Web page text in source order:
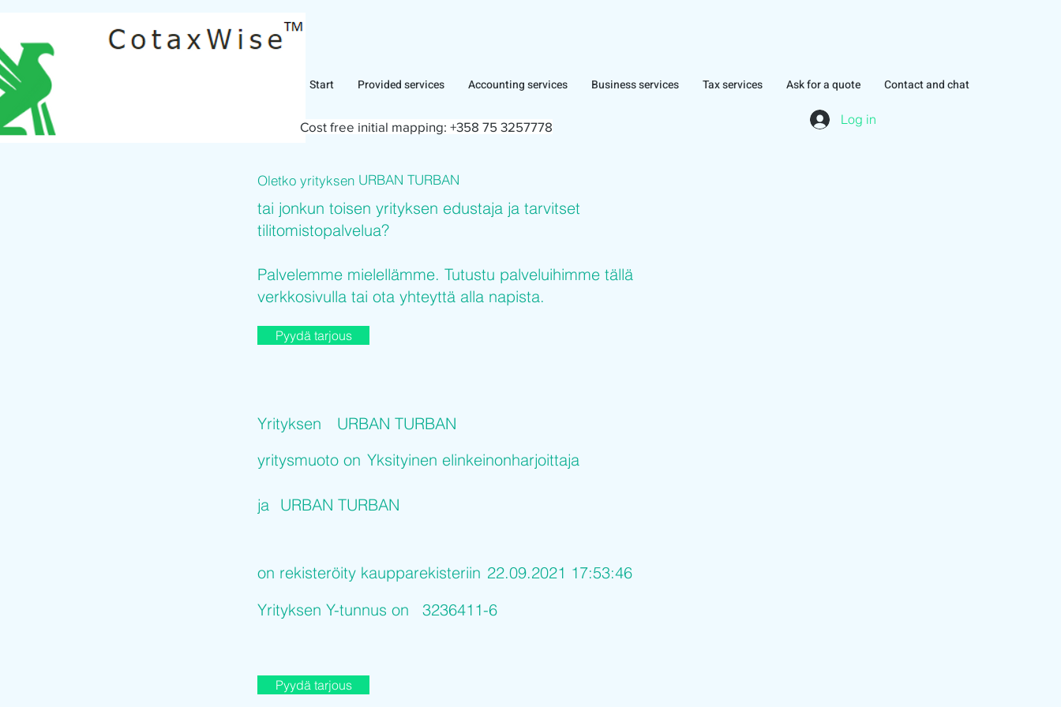
Start Provided services Accounting services Business services Tax services Ask for a quote Contact and chat
Log in
Cost free initial mapping: +358 75 3257778
URBAN TURBAN
Oletko yrityksen
tai jonkun toisen yrityksen edustaja ja tarvitset
tilitomistopalvelua?
Palvelemme mielellämme. Tutustu palveluihimme tällä
verkkosivulla tai ota yhteyttä alla napista.
Pyydä tarjous
URBAN TURBAN
Yrityksen
Yksityinen elinkeinonharjoittaja
yritysmuoto on
ja URBAN TURBAN
on rekisteröity kaupparekisteriin 22.09.2021 17:53:46
Yrityksen Y-tunnus on
3236411-6
Pyydä tarjous